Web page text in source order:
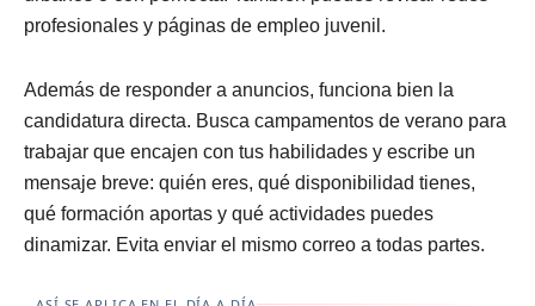
profesionales y páginas de empleo juvenil.
Además de responder a anuncios, funciona bien la
candidatura directa. Busca campamentos de verano para
trabajar que encajen con tus habilidades y escribe un
mensaje breve: quién eres, qué disponibilidad tienes,
qué formación aportas y qué actividades puedes
dinamizar. Evita enviar el mismo correo a todas partes.